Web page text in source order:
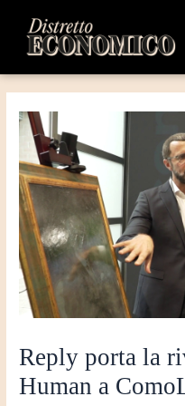
contenuto
Reply porta la
Human a
articoli